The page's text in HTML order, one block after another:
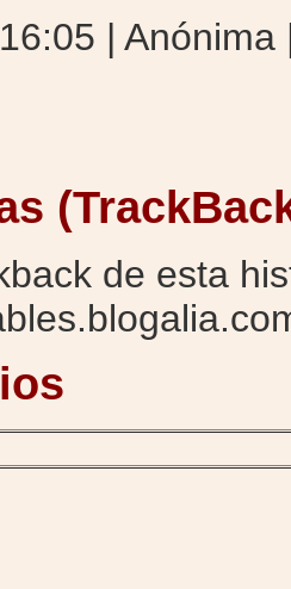
|
de esta